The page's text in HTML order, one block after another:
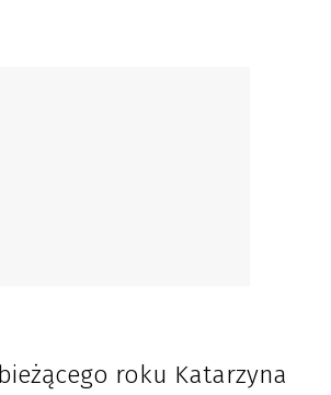
roku Katarzyna